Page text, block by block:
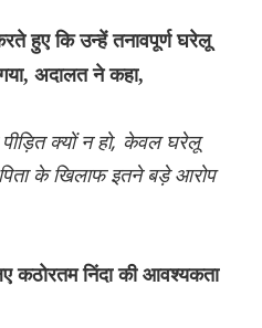
हुए कि उन्हें तनावपूर्ण घरेलू
अदालत ने कहा,
पीड़ित क्यों न हो, केवल घरेलू
के खिलाफ इतने बड़े आरोप
कठोरतम निंदा की आवश्यकता